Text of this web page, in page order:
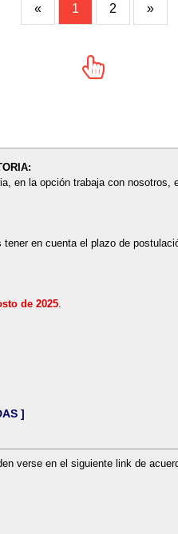
« 1 2 »
en la opción trabaja con nosotros,
tener en cuenta el plazo de
de 2025.
]
verse en el siguiente link de